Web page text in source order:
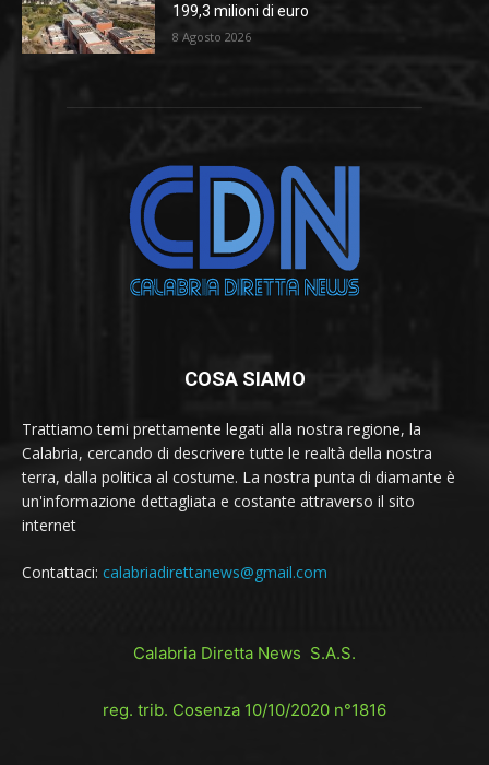
199,3 milioni di euro
8 Agosto 2026
COSA SIAMO
Trattiamo temi prettamente legati alla nostra regione, la
Calabria, cercando di descrivere tutte le realtà della nostra
terra, dalla politica al costume. La nostra punta di diamante è
un'informazione dettagliata e costante attraverso il sito
internet
Contattaci: calabriadirettanews@gmail.com
Calabria Diretta News S.A.S.
reg. trib. Cosenza 10/10/2020 n°1816